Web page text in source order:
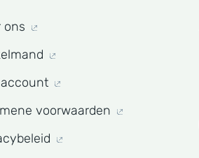
ons
voorwaarden